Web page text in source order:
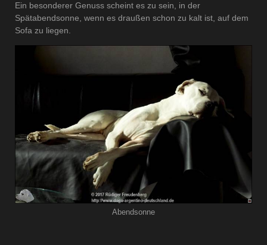
Ein besonderer Genuss scheint es zu sein, in der
Spätabendsonne, wenn es draußen schon zu kalt ist, auf dem
Sofa zu liegen.
Abendsonne